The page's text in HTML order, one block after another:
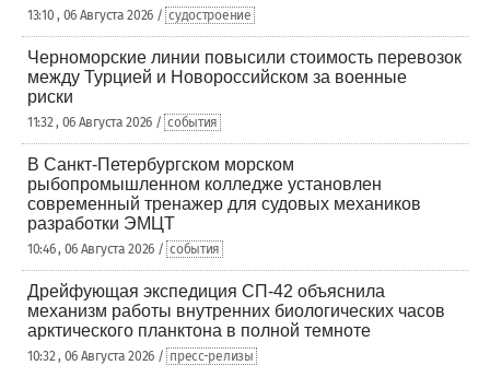
13:10 , 06 Августа 2026 / судостроение
Черноморские линии повысили стоимость перевозок
между Турцией и Новороссийском за военные
риски
11:32 , 06 Августа 2026 / события
В Санкт-Петербургском морском
рыбопромышленном колледже установлен
современный тренажер для судовых механиков
разработки ЭМЦТ
10:46 , 06 Августа 2026 / события
Дрейфующая экспедиция СП-42 объяснила
механизм работы внутренних биологических часов
арктического планктона в полной темноте
10:32 , 06 Августа 2026 / пресс-релизы